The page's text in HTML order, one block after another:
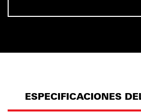
ESPECIFICACIONES